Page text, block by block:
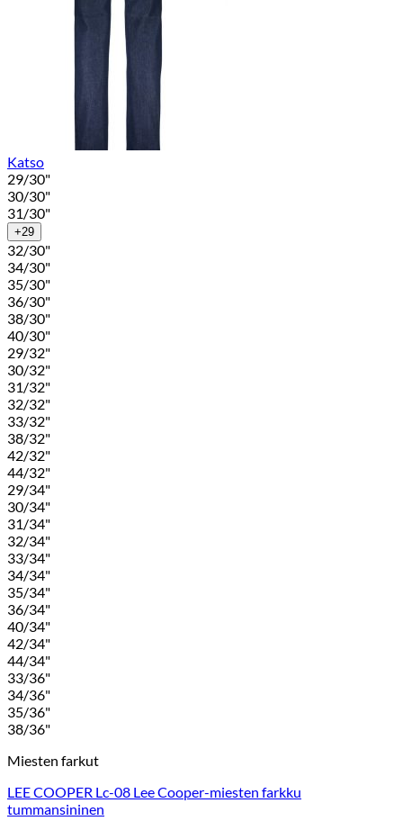
Katso
29/30"
30/30"
31/30"
+29
32/30"
34/30"
35/30"
36/30"
38/30"
40/30"
29/32"
30/32"
31/32"
32/32"
33/32"
38/32"
42/32"
44/32"
29/34"
30/34"
31/34"
32/34"
33/34"
34/34"
35/34"
36/34"
40/34"
42/34"
44/34"
33/36"
34/36"
35/36"
38/36"
Miesten farkut
LEE COOPER Lc-08 Lee Cooper-miesten farkku
tummansininen